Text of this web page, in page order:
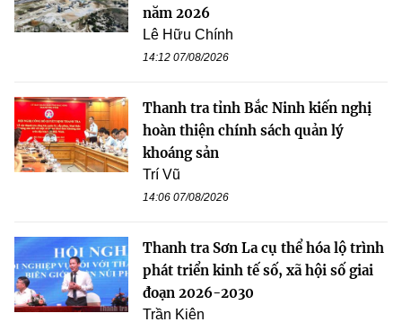
năm 2026
Lê Hữu Chính
14:12 07/08/2026
Thanh tra tỉnh Bắc Ninh kiến nghị
hoàn thiện chính sách quản lý
khoáng sản
Trí Vũ
14:06 07/08/2026
Thanh tra Sơn La cụ thể hóa lộ trình
phát triển kinh tế số, xã hội số giai
đoạn 2026-2030
Trần Kiên